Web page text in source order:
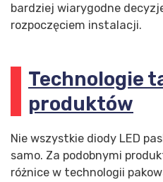
bardziej wiarygodne
rozpoczęciem instalacji.
Technologie
produktów
Nie wszystkie diody LED
samo. Za podobnymi
różnice w technologii